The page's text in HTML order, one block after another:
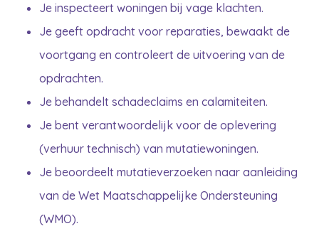
Je inspecteert woningen bij vage klachten.
Je geeft opdracht voor reparaties, bewaakt de
voortgang en controleert de uitvoering van de
opdrachten.
Je behandelt schadeclaims en calamiteiten.
Je bent verantwoordelijk voor de oplevering
(verhuur technisch) van mutatiewoningen.
Je beoordeelt mutatieverzoeken naar aanleiding
van de Wet Maatschappelijke Ondersteuning
(WMO).